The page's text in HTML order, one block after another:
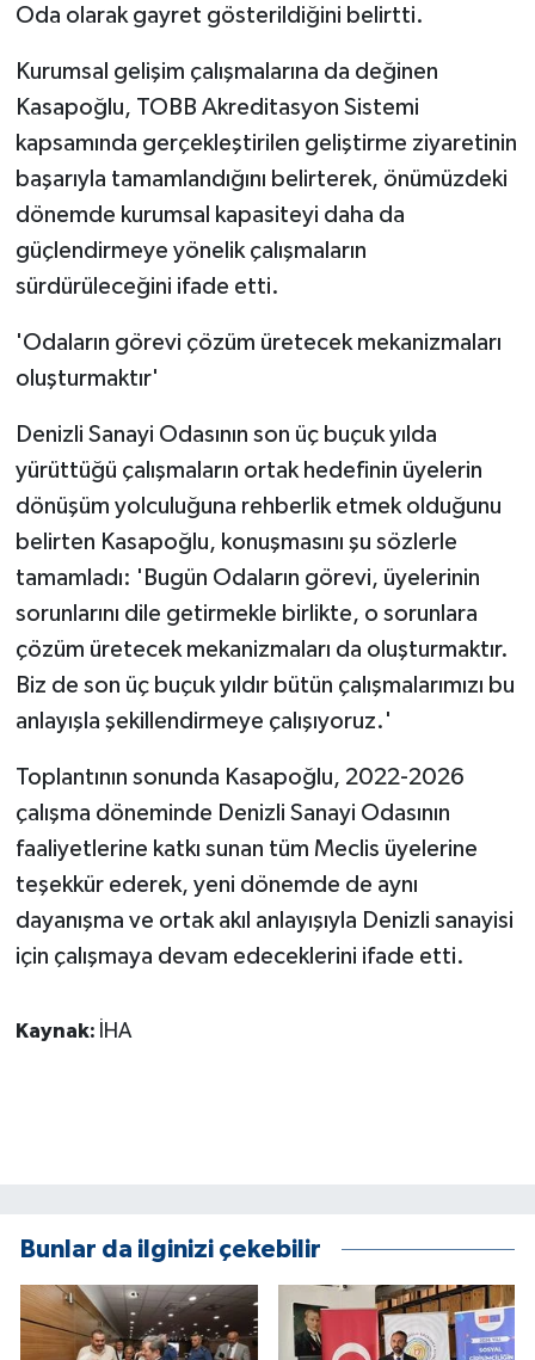
Oda olarak gayret gösterildiğini belirtti.
Kurumsal gelişim çalışmalarına da değinen
Kasapoğlu, TOBB Akreditasyon Sistemi
kapsamında gerçekleştirilen geliştirme ziyaretinin
başarıyla tamamlandığını belirterek, önümüzdeki
dönemde kurumsal kapasiteyi daha da
güçlendirmeye yönelik çalışmaların
sürdürüleceğini ifade etti.
'Odaların görevi çözüm üretecek mekanizmaları
oluşturmaktır'
Denizli Sanayi Odasının son üç buçuk yılda
yürüttüğü çalışmaların ortak hedefinin üyelerin
dönüşüm yolculuğuna rehberlik etmek olduğunu
belirten Kasapoğlu, konuşmasını şu sözlerle
tamamladı: 'Bugün Odaların görevi, üyelerinin
sorunlarını dile getirmekle birlikte, o sorunlara
çözüm üretecek mekanizmaları da oluşturmaktır.
Biz de son üç buçuk yıldır bütün çalışmalarımızı bu
anlayışla şekillendirmeye çalışıyoruz.'
Toplantının sonunda Kasapoğlu, 2022-2026
çalışma döneminde Denizli Sanayi Odasının
faaliyetlerine katkı sunan tüm Meclis üyelerine
teşekkür ederek, yeni dönemde de aynı
dayanışma ve ortak akıl anlayışıyla Denizli sanayisi
için çalışmaya devam edeceklerini ifade etti.
Kaynak: İHA
Bunlar da ilginizi çekebilir